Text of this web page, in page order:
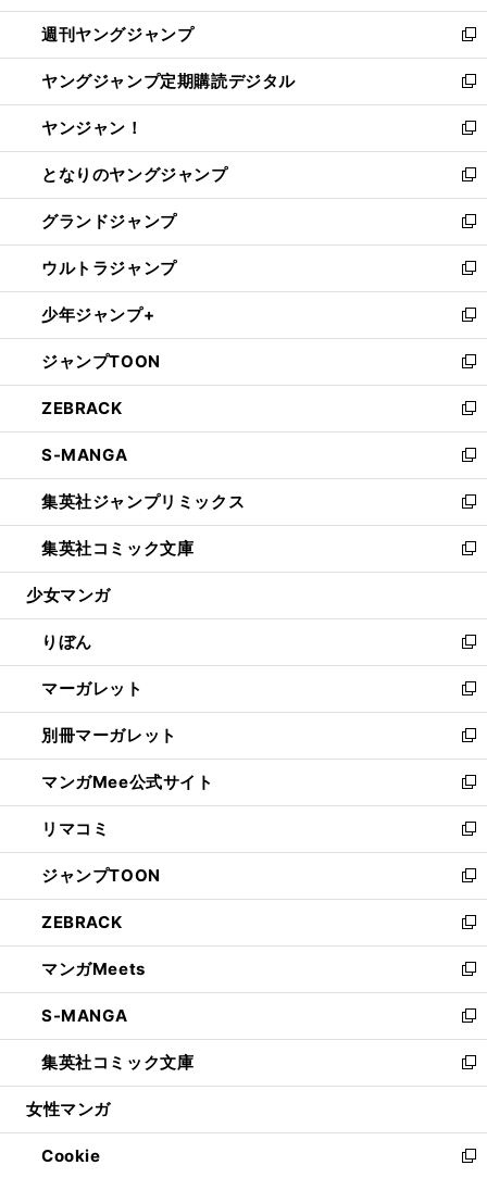
開
く
ウ
で
開
く
ン
ド
ウ
で
開
く
ウ
ィ
ン
ド
ウ
で
開
く
週刊ヤングジャンプ
新
し
い
ウ
ィ
ン
ド
ウ
で
開
く
ヤングジャンプ定期購読デジタル
新
し
い
ウ
ィ
ン
ド
ウ
で
開
く
ヤンジャン！
新
し
い
ウ
ィ
ン
ド
ウ
で
開
く
となりのヤングジャンプ
新
し
い
ウ
ィ
ン
ド
ウ
で
開
く
グランドジャンプ
新
し
い
ウ
ィ
ン
ド
ウ
で
開
く
ウルトラジャンプ
新
し
い
ウ
ィ
ン
ド
ウ
で
開
く
少年ジャンプ+
新
し
い
ウ
ィ
ン
ド
ウ
で
開
く
ジャンプTOON
新
し
い
ウ
ィ
ン
ド
ウ
で
開
ZEBRACK
新
し
い
ウ
ィ
ン
ド
ウ
開
く
S-MANGA
新
し
い
ウ
ィ
ン
ウ
で
開
く
集英社ジャンプリミックス
新
し
い
ウ
ン
ド
ウ
で
開
く
集英社コミック文庫
新
し
ウ
ィ
ン
ド
ウ
で
開
く
少女マンガ
りぼん
新
し
い
ウ
ィ
ン
ド
ウ
で
開
く
マーガレット
新
し
い
ウ
ィ
ン
ド
ウ
で
開
く
別冊マーガレット
新
し
い
ウ
ィ
ン
ド
ウ
で
開
く
マンガMee公式サイト
新
し
い
ウ
ィ
ン
ド
ウ
で
開
く
リマコミ
新
し
い
ウ
ィ
ン
ド
ウ
で
開
く
ジャンプTOON
新
し
い
ウ
ィ
ン
ド
ウ
で
開
ZEBRACK
新
し
い
ウ
ィ
ン
ド
ウ
開
く
マンガMeets
新
し
い
ウ
ィ
ン
ウ
で
S-MANGA
新
し
い
ウ
ン
ド
集英社コミック文庫
新
し
ウ
ィ
女性マンガ
Cookie
新